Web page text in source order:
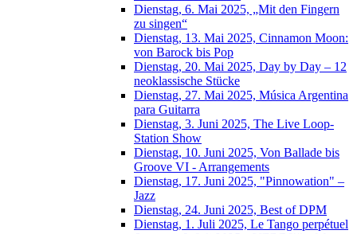
Dienstag, 6. Mai 2025, „Mit den Fingern
zu singen“
Dienstag, 13. Mai 2025, Cinnamon Moon:
von Barock bis Pop
Dienstag, 20. Mai 2025, Day by Day – 12
neoklassische Stücke
Dienstag, 27. Mai 2025, Música Argentina
para Guitarra
Dienstag, 3. Juni 2025, The Live Loop-
Station Show
Dienstag, 10. Juni 2025, Von Ballade bis
Groove VI - Arrangements
Dienstag, 17. Juni 2025, "Pinnowation" –
Jazz
Dienstag, 24. Juni 2025, Best of DPM
Dienstag, 1. Juli 2025, Le Tango perpétuel